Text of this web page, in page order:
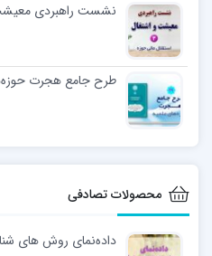
نشست راهبردی
طرح جامع هجرت
محصولات تصادفی
داده‌نمای روش های